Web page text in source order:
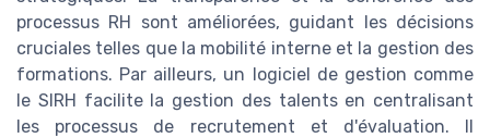
processus RH sont améliorées, guidant les décisions
cruciales telles que la mobilité interne et la gestion des
formations. Par ailleurs, un logiciel de gestion comme
le SIRH facilite la gestion des talents en centralisant
les processus de recrutement et d'évaluation. Il